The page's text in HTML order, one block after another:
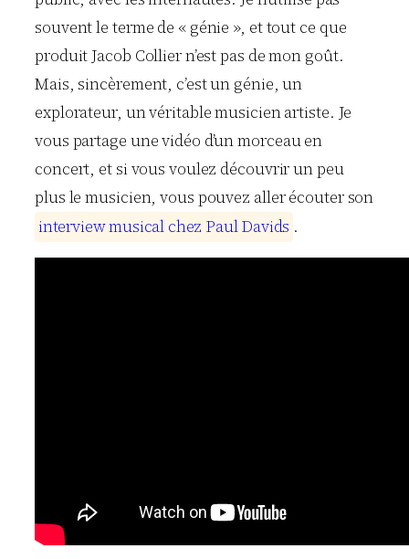
souvent le terme de « génie », et tout ce que
produit Jacob Collier n’est pas de mon goût.
Mais, sincèrement, c’est un génie, un
explorateur, un véritable musicien artiste. Je
vous partage une vidéo d’un morceau en
concert, et si vous voulez découvrir un peu
plus le musicien, vous pouvez aller écouter son
interviewmusical chez PaulDavids .